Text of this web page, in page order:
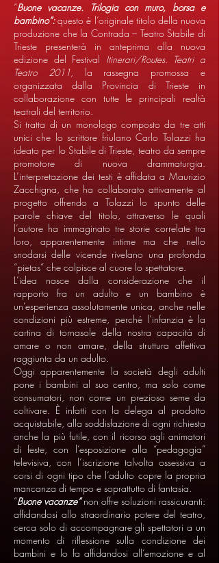
“Buone vacanze. Trilogia con muro, borsa e
bambino”:questo è l’originale titolo della nuova
produzione che la Contrada – Teatro Stabile di
Trieste presenterà in anteprima alla nuova
edizione del Festival Itinerari/Routes. Teatri a
Teatro 2011, la rassegna promossa e
organizzata dalla Provincia di Trieste in
collaborazione con tutte le principali realtà
teatrali del territorio.
Si tratta di un monologo composto da tre atti
unici che lo scrittore friulano Carlo Tolazzi ha
ideato per lo Stabile di Trieste, teatro da sempre
promotore di nuova drammaturgia.
L’interpretazione dei testi è affidata a Maurizio
Zacchigna, che ha collaborato attivamente al
progetto offrendo a Tolazzi lo spunto delle
parole chiave del titolo, attraverso le quali
l’autore ha immaginato tre storie correlate tra
loro, apparentemente intime ma che nello
snodarsi delle vicende rivelano una profonda
“pietas” che colpisce al cuore lo spettatore.
L’idea nasce dalla considerazione che il
rapporto fra un adulto e un bambino è
un’esperienza assolutamente unica, anche nelle
condizioni più estreme, perché l’infanzia è la
cartina di tornasole della nostra capacità di
amare o non amare, della struttura affettiva
raggiunta da un adulto.
Oggi apparentemente la società degli adulti
pone i bambini al suo centro, ma solo come
consumatori, non come un prezioso seme da
coltivare. È infatti con la delega al prodotto
acquistabile, alla soddisfazione di ogni richiesta
anche la più futile, con il ricorso agli animatori
di feste, con l’esposizione alla “pedagogia”
televisiva, con l’iscrizione talvolta ossessiva a
corsi di ogni tipo che l’adulto copre la propria
mancanza di tempo e soprattutto di fantasia.
“Buone vacanze”non offre soluzioni rassicuranti:
affidandosi allo straordinario potere del teatro,
cerca solo di accompagnare gli spettatori a un
momento di riflessione sulla condizione dei
bambini e lo fa affidandosi all’emozione e al